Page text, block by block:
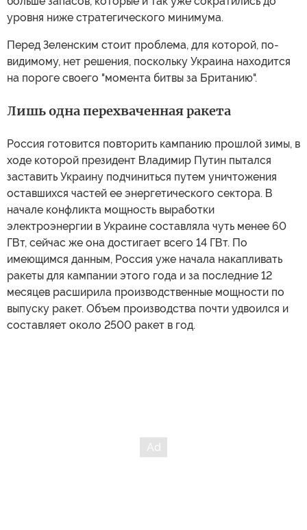
уровня ниже стратегического минимума.
Перед Зеленским стоит проблема, для которой, по-
видимому, нет решения, поскольку Украина находится
на пороге своего "момента битвы за Британию".
Лишь одна перехваченная ракета
Россия готовится повторить кампанию прошлой зимы, в
ходе которой президент Владимир Путин пытался
заставить Украину подчиниться путем уничтожения
оставшихся частей ее энергетического сектора. В
начале конфликта мощность выработки
электроэнергии в Украине составляла чуть менее 60
ГВт, сейчас же она достигает всего 14 ГВт. По
имеющимся данным, Россия уже начала накапливать
ракеты для кампании этого года и за последние 12
месяцев расширила производственные мощности по
выпуску ракет. Объем производства почти удвоился и
составляет около 2500 ракет в год.